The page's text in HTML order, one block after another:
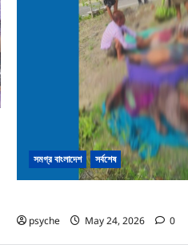
সমগ্র বাংলাদেশ সর্বশেষ
psyche
May 24, 2026 0